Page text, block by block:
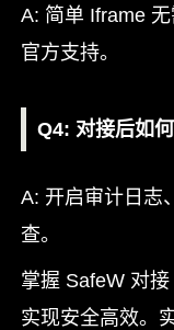
A: 简单 Iframe
官方支持。
Q4: 对接后如何
A: 开启审计日志
查。
掌握 SafeW 对
实现安全高效。